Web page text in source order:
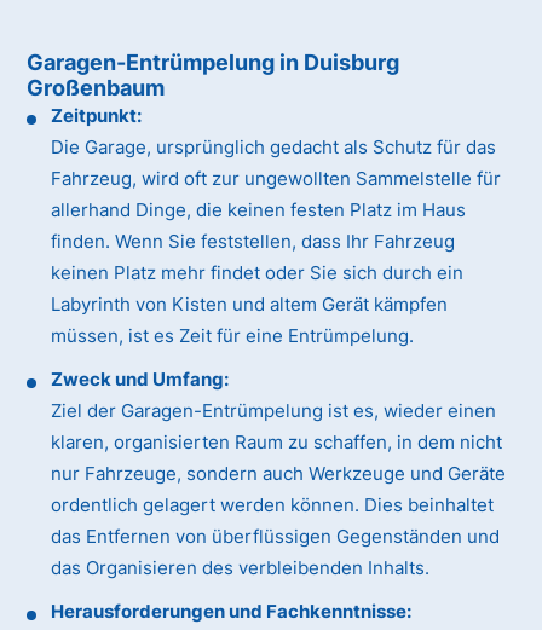
Garagen-Entrümpelung in Duisburg
Großenbaum
Zeitpunkt:
Die Garage, ursprünglich gedacht als Schutz für das
Fahrzeug, wird oft zur ungewollten Sammelstelle für
allerhand Dinge, die keinen festen Platz im Haus
finden. Wenn Sie feststellen, dass Ihr Fahrzeug
keinen Platz mehr findet oder Sie sich durch ein
Labyrinth von Kisten und altem Gerät kämpfen
müssen, ist es Zeit für eine Entrümpelung.
Zweck und Umfang:
Ziel der Garagen-Entrümpelung ist es, wieder einen
klaren, organisierten Raum zu schaffen, in dem nicht
nur Fahrzeuge, sondern auch Werkzeuge und Geräte
ordentlich gelagert werden können. Dies beinhaltet
das Entfernen von überflüssigen Gegenständen und
das Organisieren des verbleibenden Inhalts.
Herausforderungen und Fachkenntnisse: